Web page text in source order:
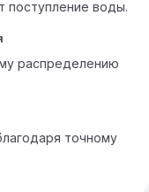
поступление воды.
распределению
точному